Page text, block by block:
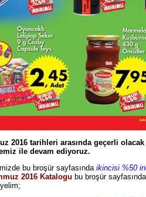
2016 tarihleri arasında geçerli
ile devam ediyoruz.
bu broşür sayfasında ikincisi %50
2016 Katalogu bu broşür